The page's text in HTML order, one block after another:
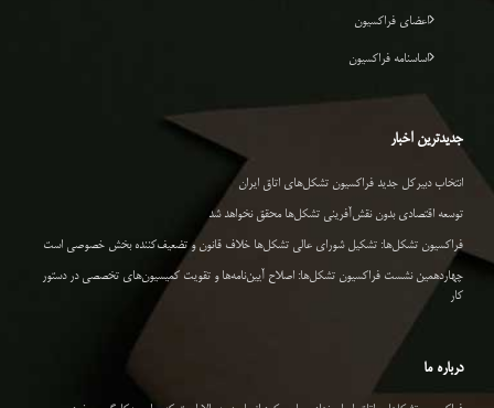
اعضای فراکسیون
اساسنامه فراکسیون
جدیدترین اخبار
انتخاب دبیرکل جدید فراکسیون تشکل‌های اتاق ایران
توسعه اقتصادی بدون نقش‌آفرینی تشکل‌ها محقق نخواهد شد
فراکسیون تشکل‌ها: تشکیل شورای عالی تشکل‌ها خلاف قانون و تضعیف‌کننده بخش خصوصی است
چهاردهمین نشست فراکسیون تشکل‌ها: اصلاح آیین‌نامه‌ها و تقویت کمیسیون‌های تخصصی در دستور
کار
درباره ما